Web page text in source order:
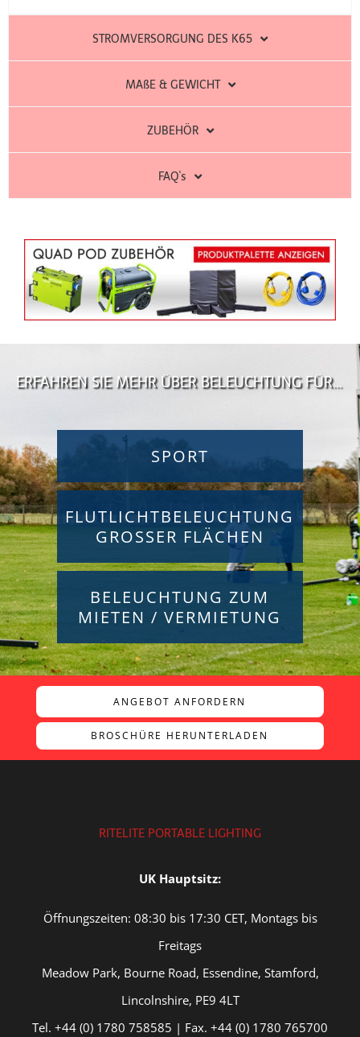
STROMVERSORGUNG DES K65
MAßE & GEWICHT
ZUBEHÖR
FAQ's
ERFAHREN SIE MEHR ÜBER BELEUCHTUNG FÜR…
SPORT
FLUTLICHTBELEUCHTUNG
GROSSER FLÄCHEN
BELEUCHTUNG ZUM
MIETEN / VERMIETUNG
ANGEBOT ANFORDERN
BROSCHÜRE HERUNTERLADEN
RITELITE PORTABLE LIGHTING
UK Hauptsitz:
Öffnungszeiten: 08:30 bis 17:30 CET, Montags bis
Freitags
Meadow Park, Bourne Road, Essendine, Stamford,
Lincolnshire, PE9 4LT
Tel. +44 (0) 1780 758585 | Fax. +44 (0) 1780 765700